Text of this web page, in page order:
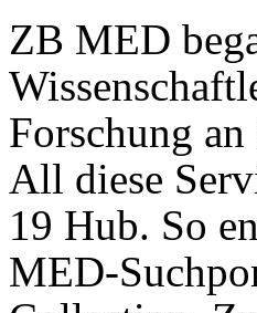
ZB MED
Forschung
All diese
19 Hub. So
MED-